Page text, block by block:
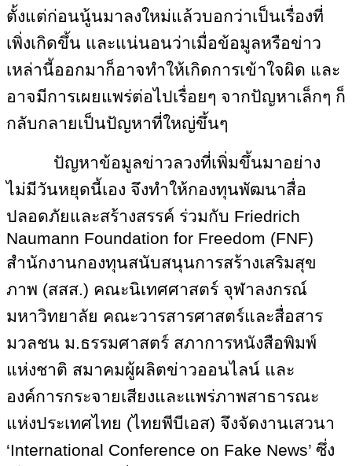
ตั้งแต่ก่อนนู้นมาลงใหม่แล้วบอกว่าเป็นเรื่องที่
เพิ่งเกิดขึ้น และแน่นอนว่าเมื่อข้อมูลหรือข่าว
เหล่านี้ออกมาก็อาจทำให้เกิดการเข้าใจผิด และ
อาจมีการเผยแพร่ต่อไปเรื่อยๆ จากปัญหาเล็กๆ ก็
กลับกลายเป็นปัญหาที่ใหญ่ขึ้นๆ
ปัญหาข้อมูลข่าวลวงที่เพิ่มขึ้นมาอย่าง
ไม่มีวันหยุดนี้เอง จึงทำให้กองทุนพัฒนาสื่อ
ปลอดภัยและสร้างสรรค์ ร่วมกับ Friedrich
Naumann Foundation for Freedom (FNF)
สำนักงานกองทุนสนับสนุนการสร้างเสริมสุข
ภาพ (สสส.) คณะนิเทศศาสตร์ จุฬาลงกรณ์
มหาวิทยาลัย คณะวารสารศาสตร์และสื่อสาร
มวลชน ม.ธรรมศาสตร์ สภาการหนังสือพิมพ์
แห่งชาติ สมาคมผู้ผลิตข่าวออนไลน์ และ
องค์การกระจายเสียงและแพร่ภาพสาธารณะ
แห่งประเทศไทย (ไทยพีบีเอส) จึงจัดงานเสวนา
‘International Conference on Fake News’ ซึ่ง